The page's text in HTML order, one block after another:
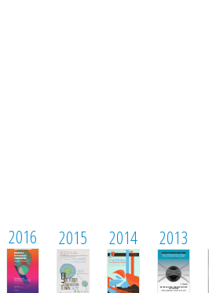
2016 2015 2014 2013